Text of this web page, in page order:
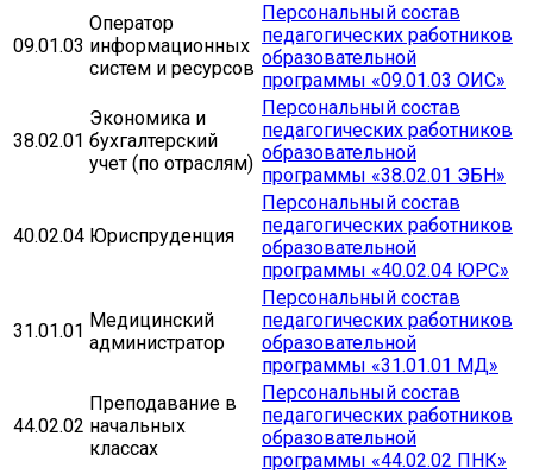
09.01.03
Оператор
информационных
систем и ресурсов
Персональный состав
педагогических работников
образовательной
программы «09.01.03 ОИС»
38.02.01
Экономика и
бухгалтерский
учет (по отраслям)
Персональный состав
педагогических работников
образовательной
программы «38.02.01 ЭБН»
40.02.04 Юриспруденция
Персональный состав
педагогических работников
образовательной
программы «40.02.04 ЮРС»
31.01.01 Медицинский
администратор
Персональный состав
педагогических работников
образовательной
программы «31.01.01 МД»
44.02.02
Преподавание в
начальных
классах
Персональный состав
педагогических работников
образовательной
программы «44.02.02 ПНК»